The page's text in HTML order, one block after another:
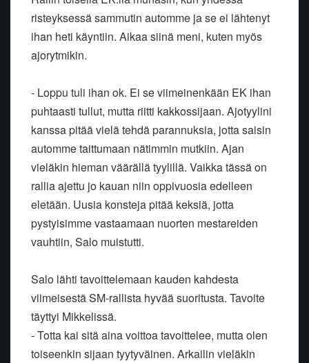
risteyksessä sammutin automme ja se ei lähtenyt
ihan heti käyntiin. Aikaa siinä meni, kuten myös
ajorytmikin.
- Loppu tuli ihan ok. Ei se viimeinenkään EK ihan
puhtaasti tullut, mutta riitti kakkossijaan. Ajotyylini
kanssa pitää vielä tehdä parannuksia, jotta saisin
automme taittumaan nätimmin mutkiin. Ajan
vieläkin hieman väärällä tyylillä. Vaikka tässä on
rallia ajettu jo kauan niin oppivuosia edelleen
eletään. Uusia konsteja pitää keksiä, jotta
pystyisimme vastaamaan nuorten mestareiden
vauhtiin, Salo muistutti.
Salo lähti tavoittelemaan kauden kahdesta
viimeisestä SM-rallista hyvää suoritusta. Tavoite
täyttyi Mikkelissä.
- Totta kai sitä aina voittoa tavoittelee, mutta olen
toiseenkin sijaan tyytyväinen. Arkailin vieläkin